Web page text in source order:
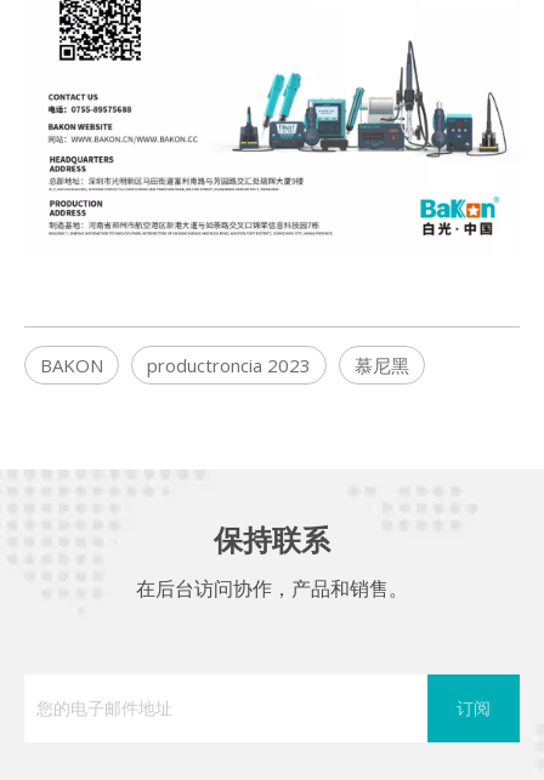
BAKON productroncia 2023 慕尼黑
保持联系
在后台访问协作，产品和销售。
订阅